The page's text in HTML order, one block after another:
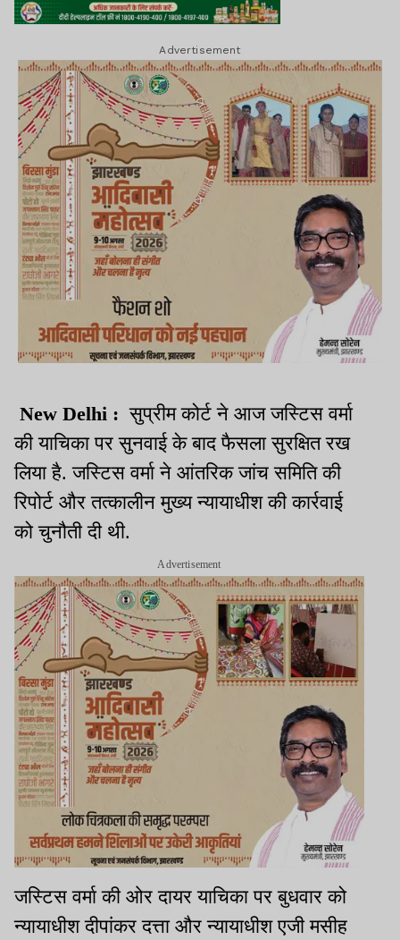
Advertisement
New Delhi : सुप्रीम कोर्ट ने आजजस्टिस वर्मा
की याचिका पर सुनवाई के बाद फैसला सुरक्षित रख
लिया है. जस्टिस वर्मा ने आंतरिक जांच समिति की
रिपोर्ट और तत्कालीन मुख्य न्यायाधीश की कार्रवाई
को चुनौती दी थी.
Advertisement
जस्टिस वर्मा की ओर दायर याचिका पर बुधवार को
न्यायाधीश दीपांकर दत्ता और न्यायाधीश एजी मसीह